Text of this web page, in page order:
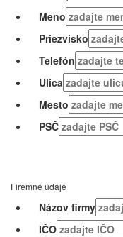
Meno
Priezvisko
Telefón
Ulica
Mesto
PSČ
Firemné údaje
Názov firmy
IČO